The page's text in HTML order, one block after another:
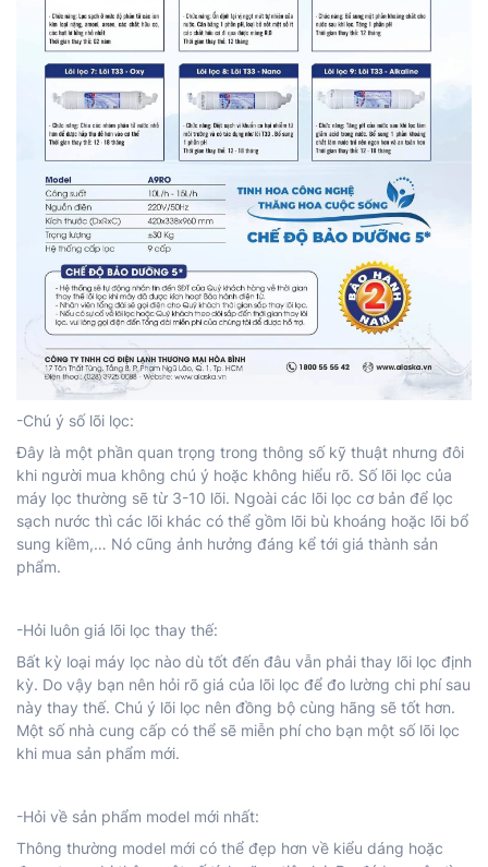
-Chú ý số lõi lọc:
Đây là một phần quan trọng trong thông số kỹ thuật nhưng đôi
khi người mua không chú ý hoặc không hiểu rõ. Số lõi lọc của
máy lọc thường sẽ từ 3-10 lõi. Ngoài các lõi lọc cơ bản để lọc
sạch nước thì các lõi khác có thể gồm lõi bù khoáng hoặc lõi bổ
sung kiềm,… Nó cũng ảnh hưởng đáng kể tới giá thành sản
phẩm.
-Hỏi luôn giá lõi lọc thay thế:
Bất kỳ loại máy lọc nào dù tốt đến đâu vẫn phải thay lõi lọc định
kỳ. Do vậy bạn nên hỏi rõ giá của lõi lọc để đo lường chi phí sau
này thay thế. Chú ý lõi lọc nên đồng bộ cùng hãng sẽ tốt hơn.
Một số nhà cung cấp có thể sẽ miễn phí cho bạn một số lõi lọc
khi mua sản phẩm mới.
-Hỏi về sản phẩm model mới nhất:
Thông thường model mới có thể đẹp hơn về kiểu dáng hoặc